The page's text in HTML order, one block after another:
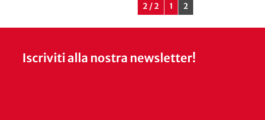
2 / 2 1 2
Iscriviti alla nostra newsletter!